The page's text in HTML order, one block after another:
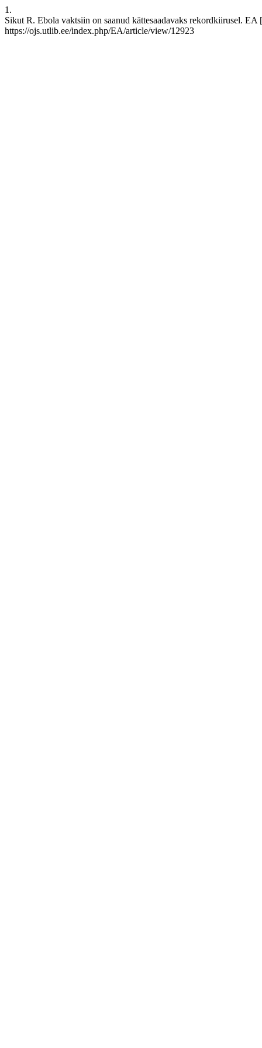
1.
Sikut R. Ebola vaktsiin on saanud kättesaadavaks rekordkiirusel.
https://ojs.utlib.ee/index.php/EA/article/view/12923